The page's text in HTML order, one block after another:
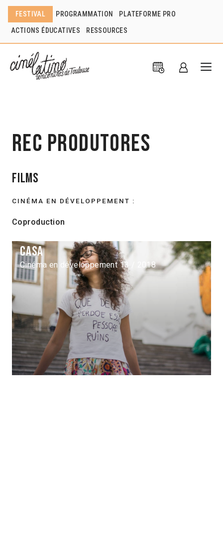
FESTIVAL PROGRAMMATION PLATEFORME PRO
ACTIONS ÉDUCATIVES RESSOURCES
REC Produtores
Films
CINÉMA EN DÉVELOPPEMENT :
Coproduction
Casa
Cinéma en développement 13 / 2018